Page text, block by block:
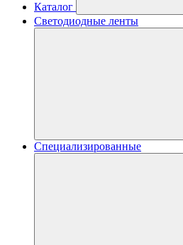
Каталог
Светодиодные ленты
Специализированные